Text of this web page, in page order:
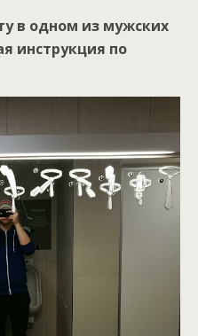
в одном из мужских
инструкция по